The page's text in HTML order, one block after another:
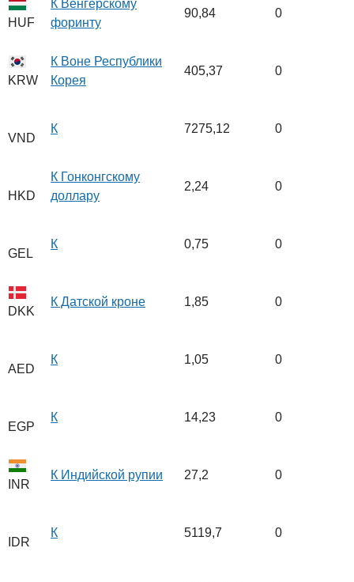
HUF
К Венгерскому
форинту
90,84 0
KRW
К Воне Республики
Корея
405,37 0
VND
К 7275,12 0
HKD
К Гонконгскому
доллару
2,24 0
GEL
К 0,75 0
DKK
К Датской кроне 1,85 0
AED
К 1,05 0
EGP
К 14,23 0
INR
К Индийской рупии 27,2 0
IDR
К 5119,7 0